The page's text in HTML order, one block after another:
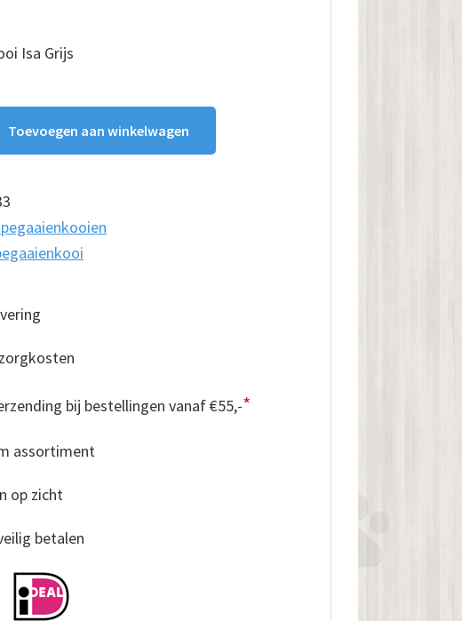
Isa Grijs
Toevoegen aan winkelwagen
bij bestellingen vanaf €55,-*
assortiment
op zicht
betalen